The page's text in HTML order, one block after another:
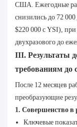
США. Ежегодные
снизились до 72
$220 000 с YSI),
двухразового до
III. Результаты
требованиям до
После 12 месяцев
преобразующие
1. Совершенство в
Ключевые